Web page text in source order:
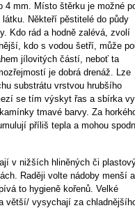
4 mm. Místo štěrku je možné
Někteří pěstitelé do půdy
Kdo rád a hodně zalévá, zvolí
kdo s vodou šetří, může
jílovitých částí, neboť ta
je dobrá drenáž. Lze
substrátu vrstvou hrubšího
se tím výskyt řas a sbírka
tmavé barvy. Za
příliš tepla a mohou
v nižších hliněných či
Raději volte nádoby menší a
to hygieně kořenů. Velké
větší/ vysychají za